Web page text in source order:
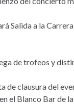
Salida a la
de trofeos y
de clausura del
el Blanco Bar de